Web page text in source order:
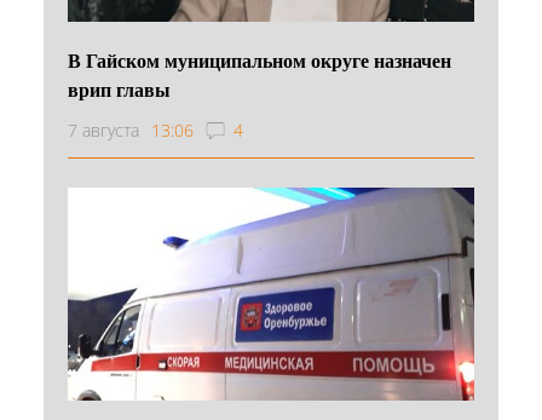
В Гайском муниципальном округе назначен
врип главы
7 августа 13:06 4